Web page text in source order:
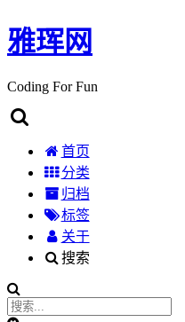
雅珲网
Coding For Fun
首页
分类
归档
标签
关于
搜索